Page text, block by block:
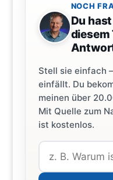
NOCH
Du
diesem
Stell sie einfach
einfällt. Du
meinen über
Mit Quelle zum
ist kostenlos.